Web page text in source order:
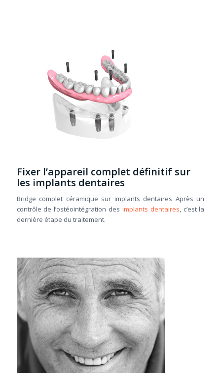
Fixer l’appareil complet définitif sur
les implants dentaires
Bridge complet céramique sur implants dentaires Après un
contrôle de l’ostéointégration des implants dentaires, c’est la
dernière étape du traitement.